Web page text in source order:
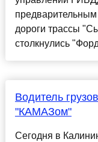
дороги трассы
столкнулись
Водитель
"КАМАЗом"
Сегодня в